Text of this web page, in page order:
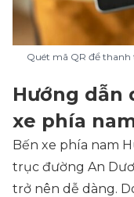
Quét mã QR để thanh
Hướng dẫn
xe phía
Bến xe phía nam
trục đường An
trở nên dễ dàng.